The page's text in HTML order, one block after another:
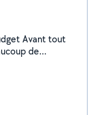
tout